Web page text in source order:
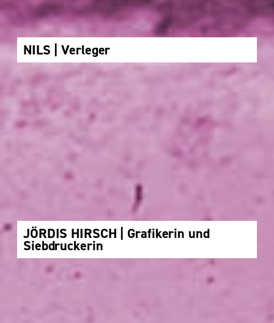
NILS | Verleger
JÖRDIS HIRSCH | Grafikerin und
Siebdruckerin